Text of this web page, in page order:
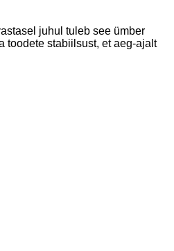
juhul tuleb see ümber
toodete stabiilsust, et aeg-ajalt